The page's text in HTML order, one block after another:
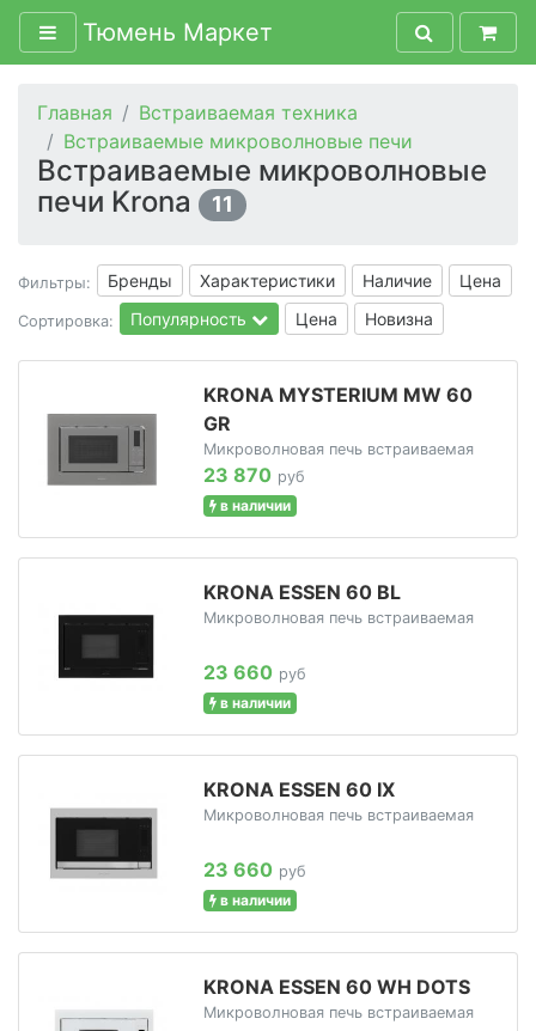
Тюмень Маркет
Главная
Встраиваемая техника
Встраиваемые микроволновые печи
Встраиваемые микроволновые
печи Krona
11
Фильтры: Бренды Характеристики Наличие Цена
Сортировка: Популярность Цена Новизна
KRONA MYSTERIUM MW 60
GR
Микроволновая печь встраиваемая
23 870 руб
в наличии
KRONA ESSEN 60 BL
Микроволновая печь встраиваемая
23 660 руб
в наличии
KRONA ESSEN 60 IX
Микроволновая печь встраиваемая
23 660 руб
в наличии
KRONA ESSEN 60 WH DOTS
Микроволновая печь встраиваемая